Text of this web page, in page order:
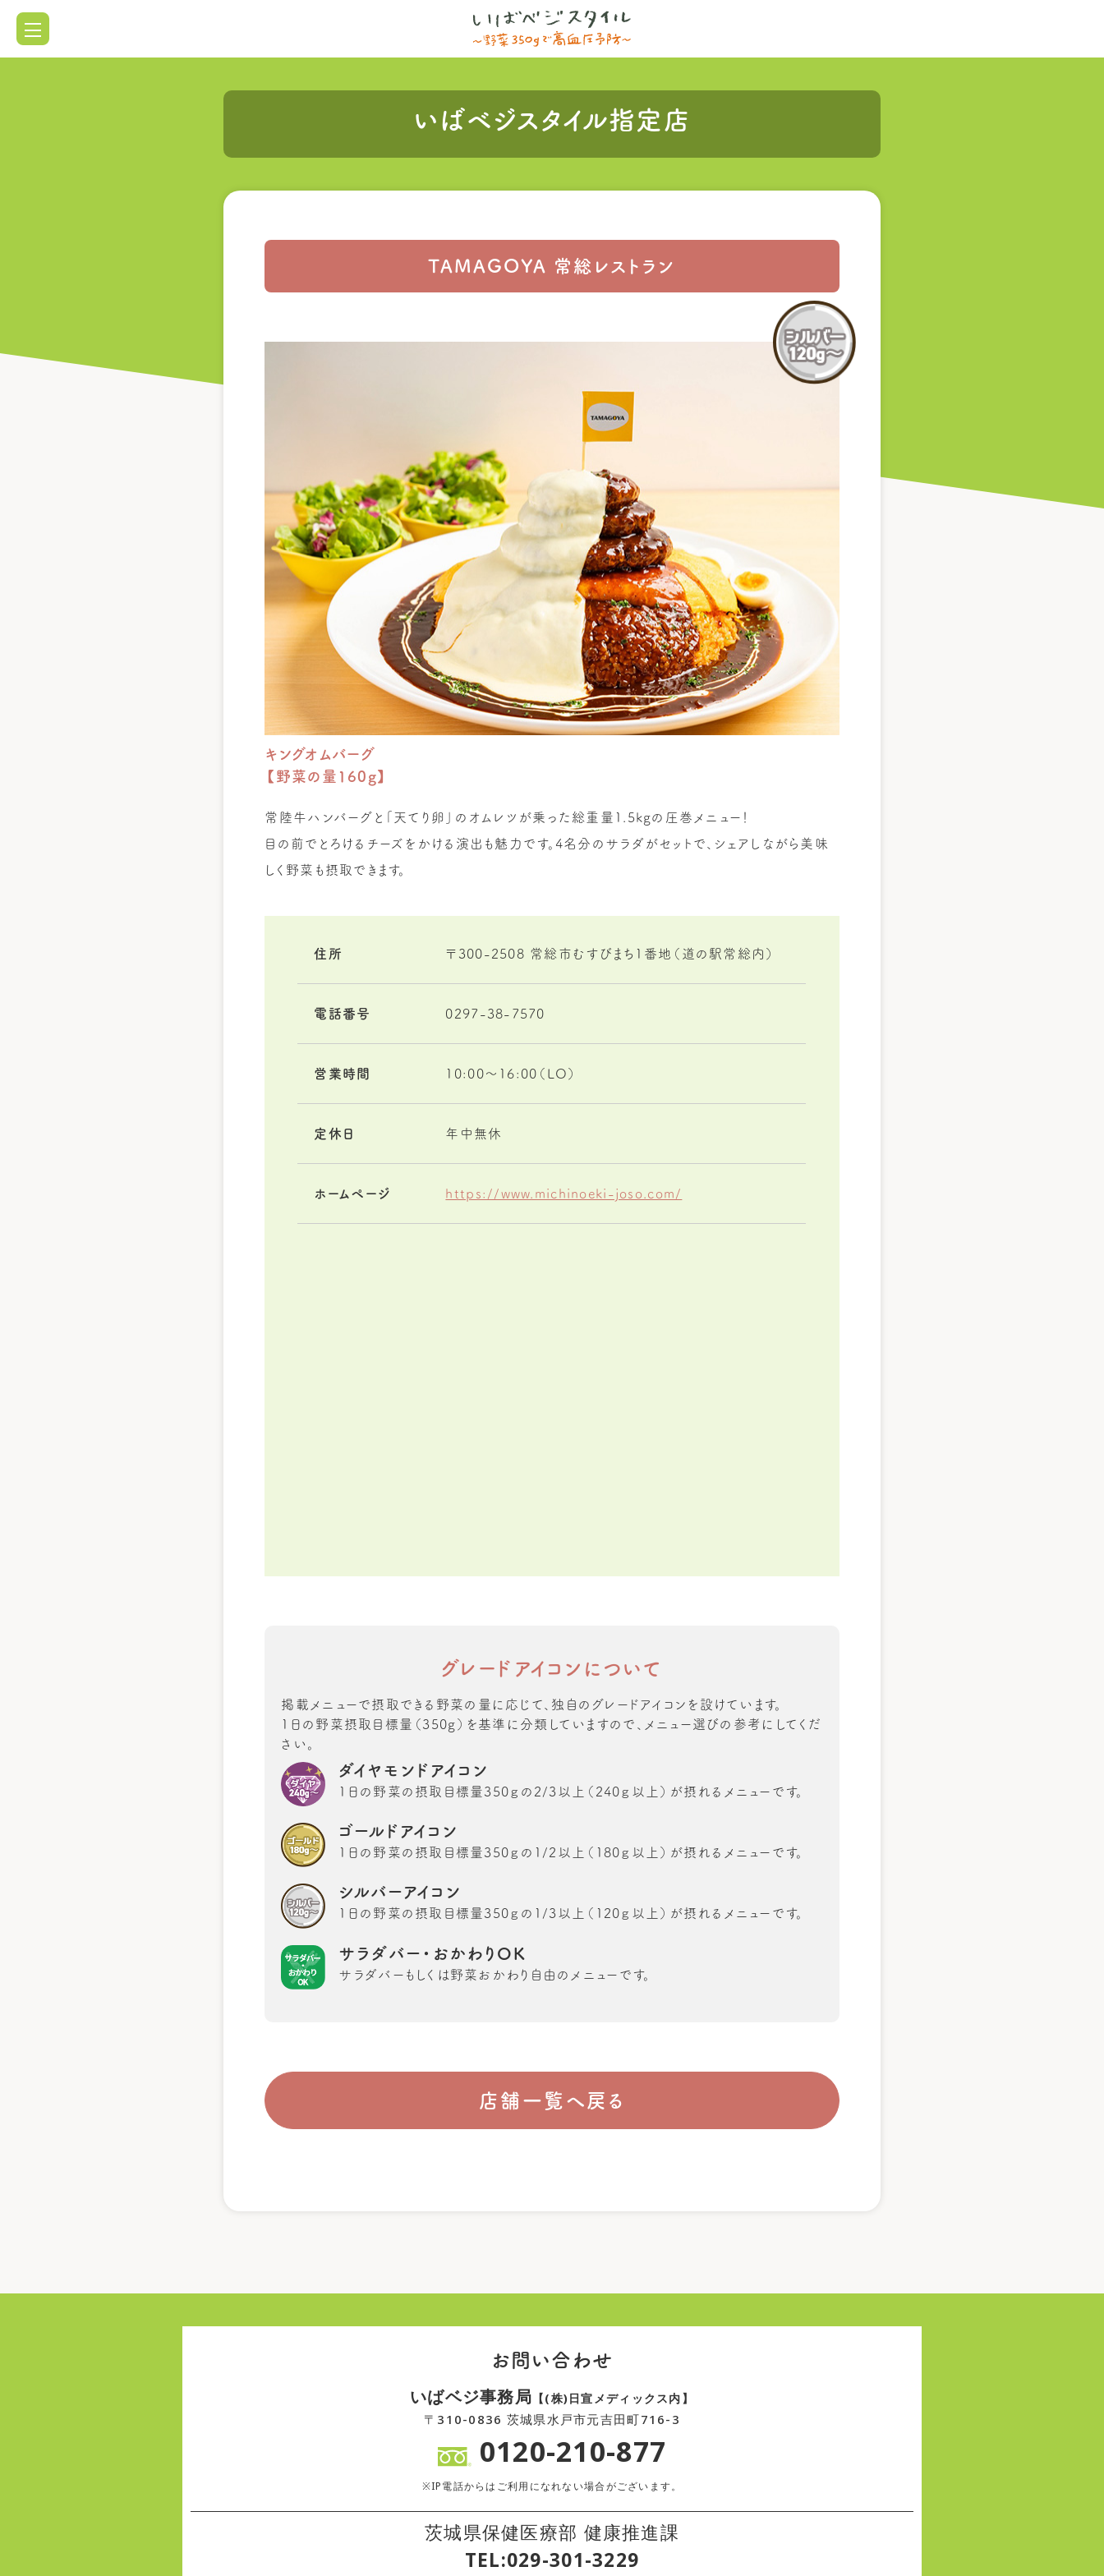
いばベジスタイル指定店
TAMAGOYA 常総レストラン
キングオムバーグ
【野菜の量160g】
常陸牛ハンバーグと「天てり卵」のオムレツが乗った総重量1.5kgの圧巻メニュー！
目の前でとろけるチーズをかける演出も魅力です。4名分のサラダがセットで、シェアしながら美味
しく野菜も摂取できます。
住所 〒300-2508 常総市むすびまち1番地（道の駅常総内）
電話番号 0297-38-7570
営業時間 10:00～16:00（LO）
定休日 年中無休
ホームページ https://www.michinoeki-joso.com/
グレードアイコンについて
掲載メニューで摂取できる野菜の量に応じて、独自のグレードアイコンを設けています。
1日の野菜摂取目標量（350g）を基準に分類していますので、メニュー選びの参考にしてくだ
さい。
ダイヤモンドアイコン
1日の野菜の摂取目標量350ｇの2/3以上（240ｇ以上）が摂れるメニューです。
ゴールドアイコン
1日の野菜の摂取目標量350ｇの1/2以上（180ｇ以上）が摂れるメニューです。
シルバーアイコン
1日の野菜の摂取目標量350ｇの1/3以上（120ｇ以上）が摂れるメニューです。
サラダバー・おかわりOK
サラダバーもしくは野菜おかわり自由のメニューです。
店舗一覧へ戻る
お問い合わせ
いばベジ事務局 【(株)日宣メディックス内】
〒310-0836 茨城県水戸市元吉田町716-3
0120-210-877
※IP電話からはご利用になれない場合がございます。
茨城県保健医療部 健康推進課
TEL:029-301-3229